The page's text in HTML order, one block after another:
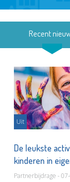
Recent
Uit
De leukste
kinderen in
Partnerbijdrage -